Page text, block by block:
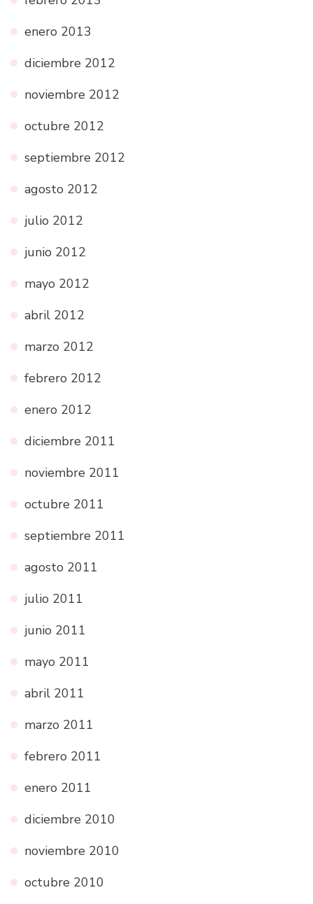
enero 2013
diciembre 2012
noviembre 2012
octubre 2012
septiembre 2012
agosto 2012
julio 2012
junio 2012
mayo 2012
abril 2012
marzo 2012
febrero 2012
enero 2012
diciembre 2011
noviembre 2011
octubre 2011
septiembre 2011
agosto 2011
julio 2011
junio 2011
mayo 2011
abril 2011
marzo 2011
febrero 2011
enero 2011
diciembre 2010
noviembre 2010
octubre 2010